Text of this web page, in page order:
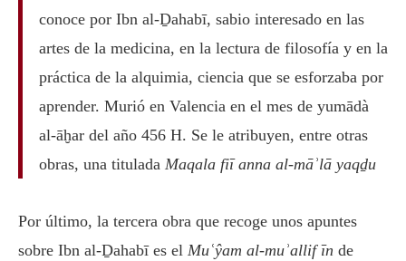
conoce por Ibn al-Ḏahabī, sabio interesado en las
artes de la medicina, en la lectura de filosofía y en la
práctica de la alquimia, ciencia que se esforzaba por
aprender. Murió en Valencia en el mes de yumādà
al-āḫar del año 456 H. Se le atribuyen, entre otras
obras, una titulada Maqala fiī anna al-māʾlā yaqḏu
Por último, la tercera obra que recoge unos apuntes
sobre Ibn al-Ḏahabī es el Muʿŷam al-muʾallif īn de